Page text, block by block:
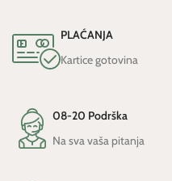
PLAĆANJA
Kartice gotovina
08-20 Podrška
Na sva vaša pitanja